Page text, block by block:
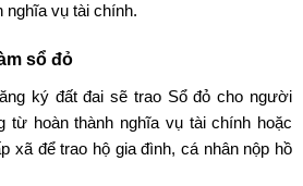
nghĩa vụ tài chính.
sổ đỏ
ký đất đai sẽ trao Sổ đỏ cho người
từ hoàn thành nghĩa vụ tài chính hoặc
xã để trao hộ gia đình, cá nhân nộp hồ